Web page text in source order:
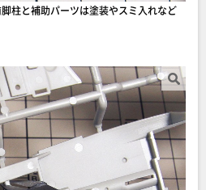
柱と補助パーツは塗装やスミ入れなど